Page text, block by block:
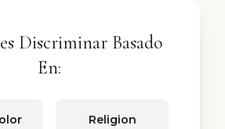
Discriminar Basado
En:
Religion